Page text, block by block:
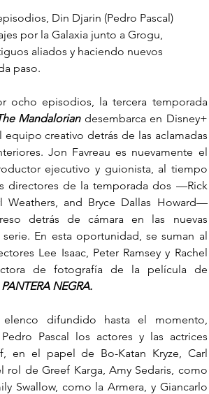
Din Djarin (Pedro Pascal)
por la Galaxia junto a Grogu,
aliados y haciendo nuevos
paso.
ocho episodios, la tercera temporada
Mandalorian desembarca en Disney+
creativo detrás de las aclamadas
ejecutivo y guionista, al tiempo
directores de la temporada dos —Rick
Weathers, and Bryce Dallas Howard—
detrás de cámara en las nuevas
En esta oportunidad, se suman al
Lee Isaac, Peter Ramsey y Rachel
de fotografía de la película de
PANTERA NEGRA.
difundido hasta el momento,
Pascal los actores y las actrices
en el papel de Bo-Katan Kryze, Carl
rol de Greef Karga, Amy Sedaris, como
Swallow, como la Armera, y Giancarlo